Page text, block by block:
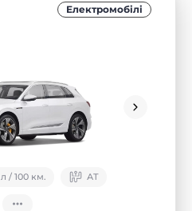
Електромобілі
л / 100 км. АТ